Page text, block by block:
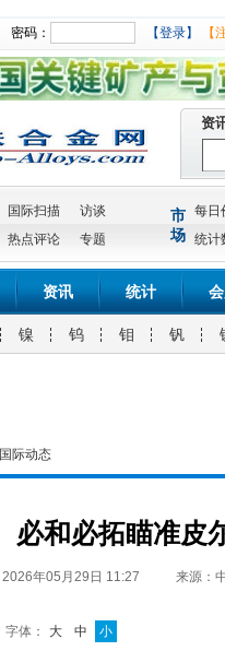
密码： 【登录】 【
资
国际扫描
访谈
热点评论 专题
市
场
每日
统计
资讯 统计
镍 钨 钼 钒
国际动态
必和必拓瞄准皮
2026年05月29日 11:27 来源：
字体： 大 中
小